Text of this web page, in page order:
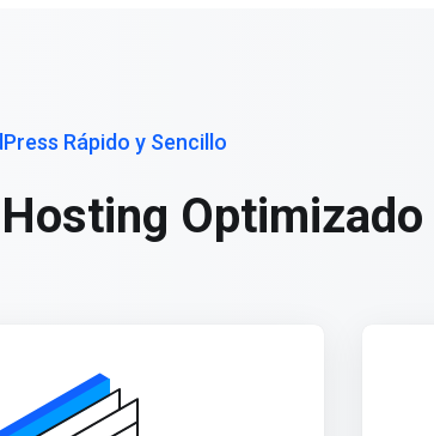
Rápido y Sencillo
Optimizado